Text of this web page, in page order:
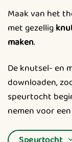
Maak van het
met gezellig
maken.
De knutsel- en
downloaden,
speurtocht
nemen voor